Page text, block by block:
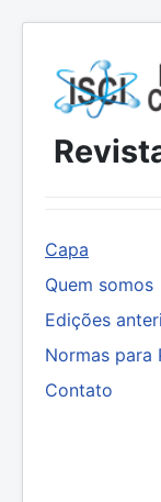
Capa
Quem somos
Edições
Normas para
Contato